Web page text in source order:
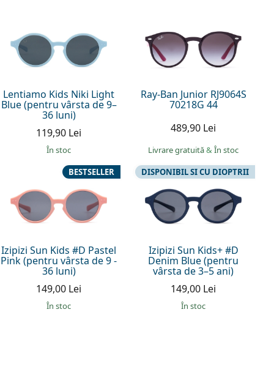
Lentiamo Kids Niki Light
Blue (pentru vârsta de 9–
36 luni)
119,90 Lei
În stoc
Ray-Ban Junior RJ9064S
70218G 44
489,90 Lei
Livrare gratuită& În stoc
Izipizi Sun Kids #D Pastel
Pink (pentru vârsta de 9 -
36 luni)
BESTSELLER
149,00 Lei
În stoc
Izipizi Sun Kids+ #D
Denim Blue (pentru
vârsta de 3–5 ani)
DISPONIBIL SI CU DIOPTRII
149,00 Lei
În stoc